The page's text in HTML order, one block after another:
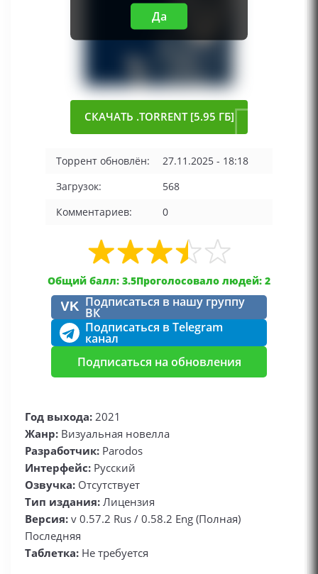
СКАЧАТЬ .TORRENT [5.95 ГБ]
Да
Торрент обновлён:
27.11.2025 - 18:18
Загрузок:
568
Комментариев:
0
Общий балл: 3.5Проголосовало людей: 2
VK Подписаться в нашу группу
ВК
Подписаться в Telegram
канал
Подписаться на обновления
Год выхода: 2021
Жанр: Визуальная новелла
Разработчик: Parodos
Интерфейс: Русский
Озвучка: Отсутствует
Тип издания: Лицензия
Версия: v 0.57.2 Rus / 0.58.2 Eng (Полная)
Последняя
Таблетка: Не требуется